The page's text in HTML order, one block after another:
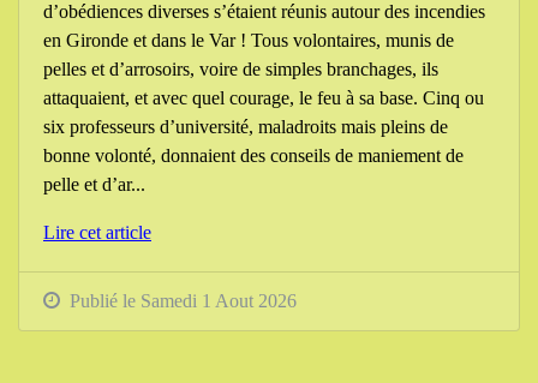
d’obédiences diverses s’étaient réunis autour des incendies
en Gironde et dans le Var ! Tous volontaires, munis de
pelles et d’arrosoirs, voire de simples branchages, ils
attaquaient, et avec quel courage, le feu à sa base. Cinq ou
six professeurs d’université, maladroits mais pleins de
bonne volonté, donnaient des conseils de maniement de
pelle et d’ar...
Lire cet article
Publié le Samedi 1 Aout 2026